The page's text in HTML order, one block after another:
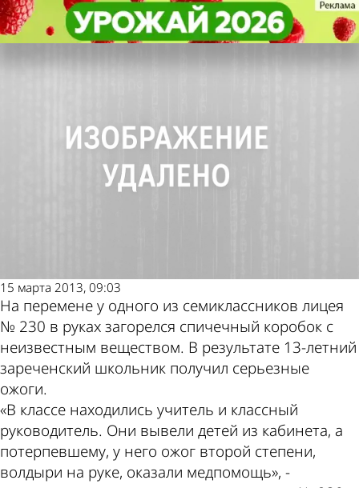
Зареченский лицеист получил
ожоги на перемене
Происшествия
15 марта 2013, 09:03
На перемене у одного из семиклассников лицея
№ 230 в руках загорелся спичечный коробок с
неизвестным веществом. В результате 13-летний
зареченский школьник получил серьезные
ожоги.
«В классе находились учитель и классный
руководитель. Они вывели детей из кабинета, а
потерпевшему, у него ожог второй степени,
волдыри на руке, оказали медпомощь», -
Зареченский лицеист получил
ожоги на перемене
Происшествия
Другие новости по
Погода и курсы